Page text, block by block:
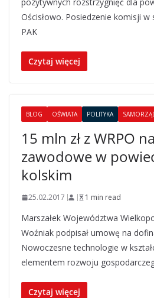
Ościsłowo. Posiedzenie komisji
PAK
Czytaj więcej
BLOG OŚWIATA POLITYKA
15 mln zł z WRPO
zawodowe w
kolskim
25.02.2017 1 min read
Marszałek Województwa
Woźniak podpisał umowę na
Nowoczesne technologie w
elementem rozwoju
Czytaj więcej